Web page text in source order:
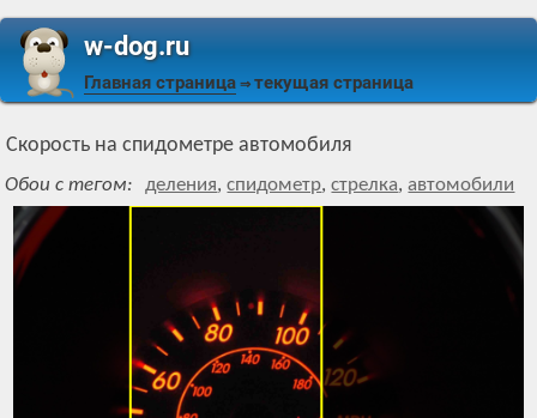
w-dog.ru
Главная страница ⇒ текущая страница
Скорость на спидометре автомобиля
Обои с тегом: деления,спидометр,стрелка,автомобили